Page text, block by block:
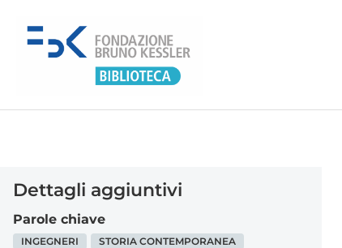
Dettagli aggiuntivi
Parole chiave
INGEGNERI STORIA CONTEMPORANEA